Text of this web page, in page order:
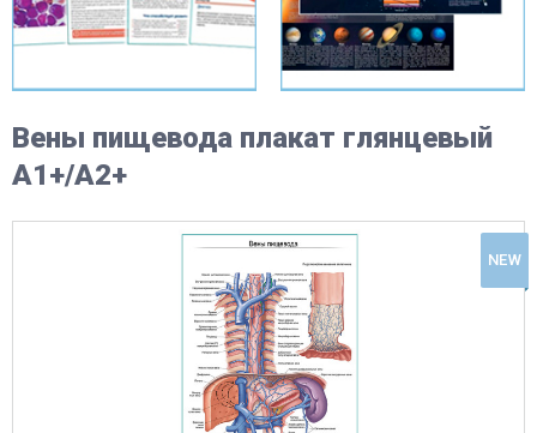
Вены пищевода плакат глянцевый
А1+/А2+
NEW